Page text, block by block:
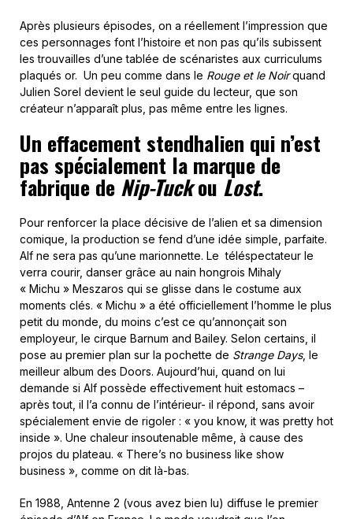
Après plusieurs épisodes, on a réellement l’impression que
ces personnages font l’histoire et non pas qu’ils subissent
les trouvailles d’une tablée de scénaristes aux curriculums
plaqués or. Un peu comme dans le Rouge et le Noirquand
Julien Sorel devient le seul guide du lecteur, que son
créateur n’apparaît plus, pas même entre les lignes.
Un effacement stendhalien qui n’est
pas spécialement la marque de
fabrique de Nip-Tuckou Lost.
Pour renforcer la place décisive de l’alien et sa dimension
comique, la production se fend d’une idée simple, parfaite.
Alf ne sera pas qu’une marionnette. Le téléspectateur le
verra courir, danser grâce au nain hongrois Mihaly
« Michu » Meszaros qui se glisse dans le costume aux
moments clés. « Michu » a été officiellement l’homme le plus
petit du monde, du moins c’est ce qu’annonçait son
employeur, le cirque Barnum and Bailey. Selon certains, il
pose au premier plan sur la pochette de Strange Days, le
meilleur album des Doors. Aujourd’hui, quand on lui
demande si Alf possède effectivement huit estomacs –
après tout, il l’a connu de l’intérieur- il répond, sans avoir
spécialement envie de rigoler : « you know, it was pretty hot
inside ». Une chaleur insoutenable même, à cause des
projos du plateau. « There’s no business like show
business », comme on dit là-bas.
En 1988, Antenne 2 (vous avez bien lu) diffuse le premier